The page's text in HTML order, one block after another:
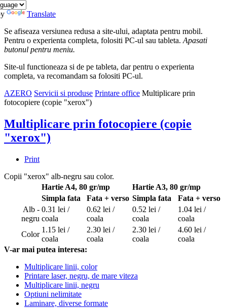
Translate
Se afiseaza versiunea redusa a site-ului, adaptata pentru mobil.
Pentru o experienta completa, folositi PC-ul sau tableta. Apasati
butonul pentru meniu.
Site-ul functioneaza si de pe tableta, dar pentru o experienta
completa, va recomandam sa folositi PC-ul.
AZERO Servicii si produse Printare office Multiplicare prin
fotocopiere (copie "xerox")
Multiplicare prin fotocopiere (copie
"xerox")
Print
Copii "xerox" alb-negru sau color.
Hartie A4, 80 gr/mp
Hartie A3, 80 gr/mp
Simpla fata
Fata + verso Simpla fata
Fata + verso
Alb -
negru
0.31 lei /
coala
0.62 lei /
coala
0.52 lei /
coala
1.04 lei /
coala
Color
1.15 lei /
coala
2.30 lei /
coala
2.30 lei /
coala
4.60 lei /
coala
V-ar mai putea interesa:
Multiplicare linii, color
Printare laser, negru, de mare viteza
Multiplicare linii, negru
Optiuni nelimitate
Laminare, diverse formate